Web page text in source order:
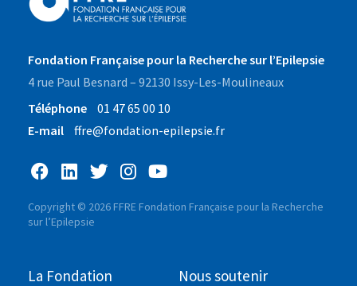
Fondation Française pour la Recherche sur l’Epilepsie
4 rue Paul Besnard – 92130 Issy-Les-Moulineaux
Téléphone
01 47 65 00 10
E-mail
ffre@fondation-epilepsie.fr
Copyright © 2026 FFRE Fondation Française pour la Recherche
sur l’Epilepsie
La Fondation Nous soutenir